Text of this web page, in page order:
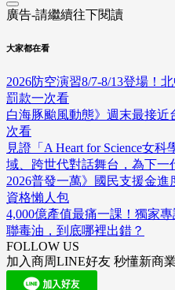
廣告-請繼續往下閱讀
大家都在看
2026防空演習8/7-8/13登場！
罰款一次看
白海豚颱風動態》週末最接
次看
見證「A Heart for Science女
域、跨世代對話舞台，為下一
2026普發一萬》國民支援金
資格懶人包
4,000億產值最痛一課！獨家
聯毒油，到底哪裡出錯？
FOLLOW US
加入商周LINE好友 秒懂新商業